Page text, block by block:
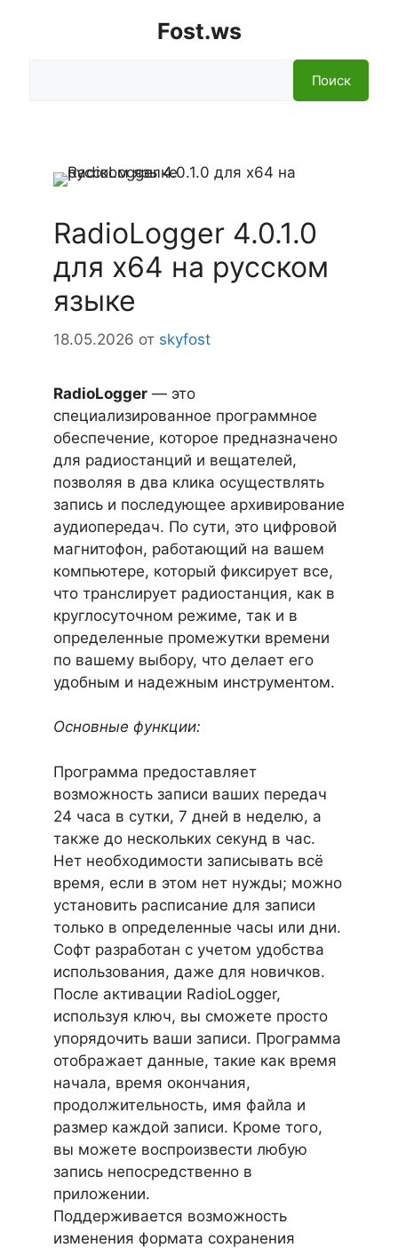
Fost.ws
Поиск
RadioLogger 4.0.1.0
для x64 на русском
языке
18.05.2026 от skyfost
RadioLogger — это
специализированное программное
обеспечение, которое предназначено
для радиостанций и вещателей,
позволяя в два клика осуществлять
запись и последующее архивирование
аудиопередач. По сути, это цифровой
магнитофон, работающий на вашем
компьютере, который фиксирует все,
что транслирует радиостанция, как в
круглосуточном режиме, так и в
определенные промежутки времени
по вашему выбору, что делает его
удобным и надежным инструментом.
Основные функции:
Программа предоставляет
возможность записи ваших передач
24 часа в сутки, 7 дней в неделю, а
также до нескольких секунд в час.
Нет необходимости записывать всё
время, если в этом нет нужды; можно
установить расписание для записи
только в определенные часы или дни.
Софт разработан с учетом удобства
использования, даже для новичков.
После активации RadioLogger,
используя ключ, вы сможете просто
упорядочить ваши записи. Программа
отображает данные, такие как время
начала, время окончания,
продолжительность, имя файла и
размер каждой записи. Кроме того,
вы можете воспроизвести любую
запись непосредственно в
приложении.
Поддерживается возможность
изменения формата сохранения